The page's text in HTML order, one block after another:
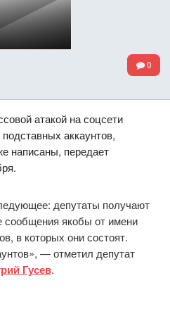
0
атакой на соцсети
аккаунтов,
написаны, передает
депутаты получают
сообщения якобы от имени
в которых они состоят.
— отметил депутат
Гусев.